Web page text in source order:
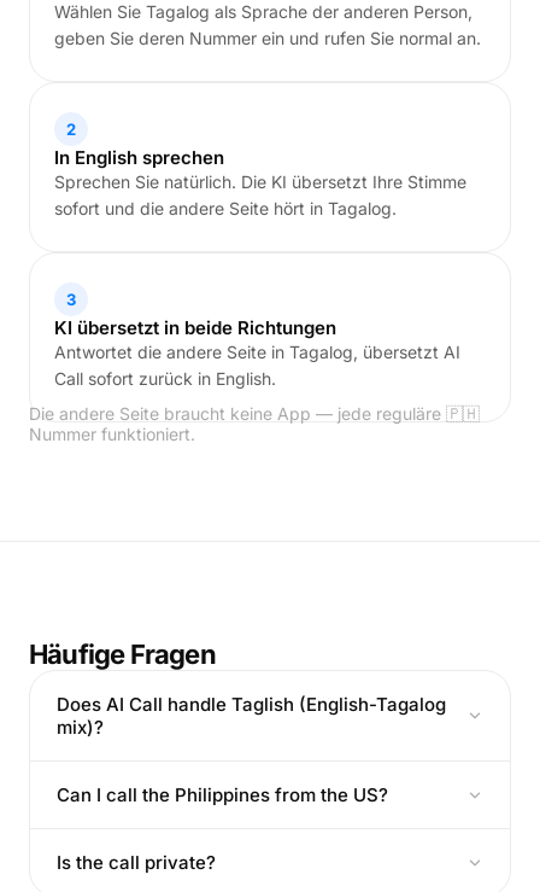
Wählen Sie Tagalog als Sprache der anderen Person,
geben Sie deren Nummer ein und rufen Sie normal an.
2
In English sprechen
Sprechen Sie natürlich. Die KI übersetzt Ihre Stimme
sofort und die andere Seite hört in Tagalog.
3
KI übersetzt in beide Richtungen
Antwortet die andere Seite in Tagalog, übersetzt AI
Call sofort zurück in English.
Die andere Seite braucht keine App — jede reguläre 🇵🇭
Nummer funktioniert.
Häufige Fragen
Does AI Call handle Taglish (English-Tagalog
mix)?
Can I call the Philippines from the US?
Is the call private?